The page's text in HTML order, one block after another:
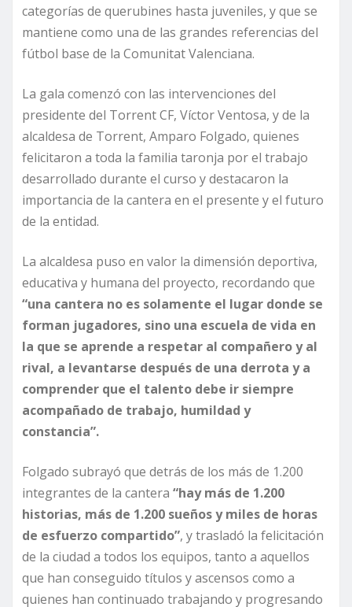
categorías de querubines hasta juveniles, y que se
mantiene como una de las grandes referencias del
fútbol base de la Comunitat Valenciana.
La gala comenzó con las intervenciones del
presidente del Torrent CF, Víctor Ventosa, y de la
alcaldesa de Torrent, Amparo Folgado, quienes
felicitaron a toda la familia taronja por el trabajo
desarrollado durante el curso y destacaron la
importancia de la cantera en el presente y el futuro
de la entidad.
La alcaldesa puso en valor la dimensión deportiva,
educativa y humana del proyecto, recordando que
“una cantera no es solamente el lugar donde se
forman jugadores, sino una escuela de vida en
la que se aprende a respetar al compañero y al
rival, a levantarse después de una derrota y a
comprender que el talento debe ir siempre
acompañado de trabajo, humildad y
constancia”.
Folgado subrayó que detrás de los más de 1.200
integrantes de la cantera “hay más de 1.200
historias, más de 1.200 sueños y miles de horas
de esfuerzo compartido”, y trasladó la felicitación
de la ciudad a todos los equipos, tanto a aquellos
que han conseguido títulos y ascensos como a
quienes han continuado trabajando y progresando